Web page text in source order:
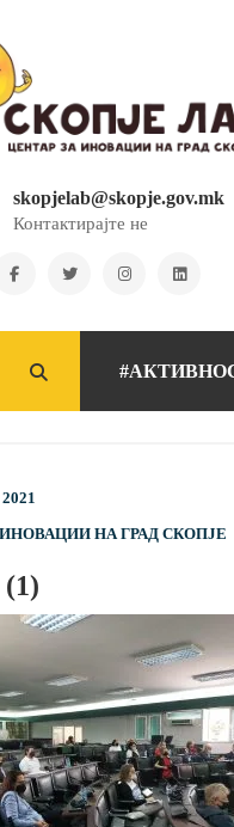
skopjelab@skopje.gov.mk
Контактирајте не
НА ГРАД СКОПЈЕ